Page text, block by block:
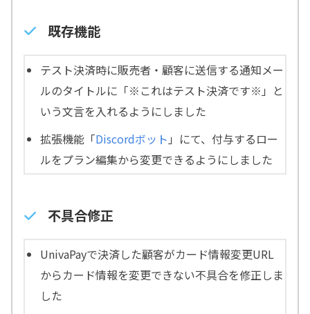
既存機能
テスト決済時に販売者・顧客に送信する通知メー
ルのタイトルに「※これはテスト決済です※」と
いう文言を入れるようにしました
拡張機能「Discordボット 」にて、付与するロー
ルをプラン編集から変更できるようにしました
不具合修正
UnivaPayで決済した顧客がカード情報変更URL
からカード情報を変更できない不具合を修正しま
した